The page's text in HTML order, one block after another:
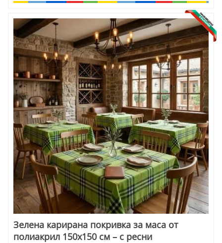
Зелена карирана покривка за маса от
полиакрил 150x150 см – с ресни